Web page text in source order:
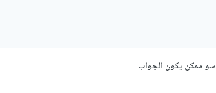
شو ممكن يكون الجواب